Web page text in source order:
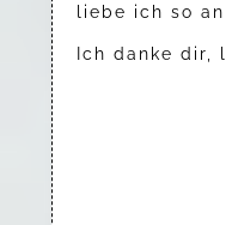
liebe ich so
Ich danke dir,